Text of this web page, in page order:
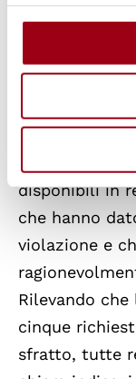
che fosse
dello sfratto
alternativo.
Il Comitato ha
disponibili in
che hanno
violazione e
Rilevando che
cinque
sfratto, tutte